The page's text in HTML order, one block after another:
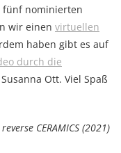
fünf nominierten
wir einen virtuellen
haben gibt es auf
durch die
Ott. Viel Spaß
CERAMICS (2021)